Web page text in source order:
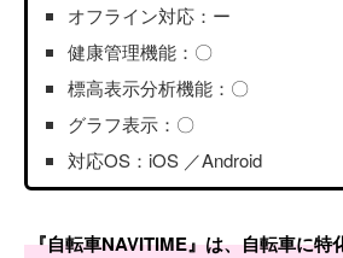
オフライン対応：ー
健康管理機能：〇
標高表示分析機能：〇
グラフ表示：〇
対応OS：iOS ／Android
『自転車NAVITIME』は、自転車に特